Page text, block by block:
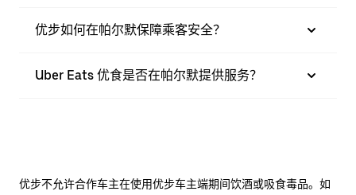
优步如何在帕尔默保障乘客安全？
Uber Eats 优食是否在帕尔默提供服务？
优步不允许合作车主在使用优步车主端期间饮酒或吸食毒品。如